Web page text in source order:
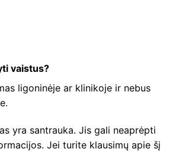
vaistus?
ligoninėje ar klinikoje ir nebus
yra santrauka. Jis gali neaprėpti
Jei turite klausimų apie šį